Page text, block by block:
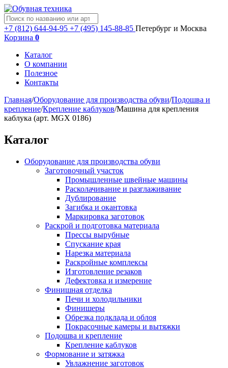
+7 (812) 644-94-95 +7 (495) 145-88-85 Петербург и Москва
Корзина 0
Каталог
О компании
Полезное
Контакты
Главная/Оборудование для производства обуви/Подошва и
крепление/Крепление каблуков/Машина для крепления
каблука (арт. MGX 0186)
Каталог
Оборудование для производства обуви
Заготовочный участок
Промышленные швейные машины
Расколачивание и разглаживание
Дублирование
Загибка и окантовка
Маркировка заготовок
Раскрой и подготовка материала
Прессы вырубные
Спускание края
Нарезка материала
Раскройные комплексы
Изготовление резаков
Дефектовка и измерение
Финишная отделка
Печи и холодильники
Финишеры
Обрезка подклада и облоя
Покрасочные камеры и вытяжки
Подошва и крепление
Крепление каблуков
Формование и затяжка
Увлажнение заготовок